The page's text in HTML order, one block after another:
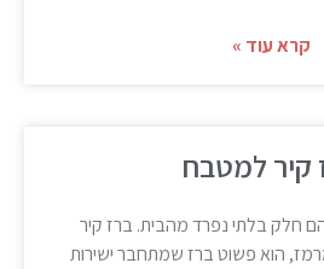
קרא עוד »
קיר למטבח
חלק בלתי נפרד מהבית. ברז קיר
הוא פשוט ברז שמתחבר ישירות